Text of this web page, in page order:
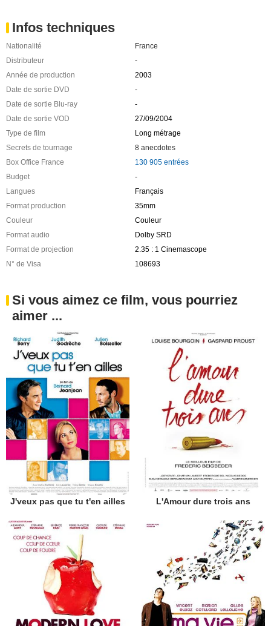
Infos techniques
Nationalité
France
Distributeur
-
Année de production
2003
Date de sortie DVD
-
Date de sortie Blu-ray
-
Date de sortie VOD
27/09/2004
Type de film
Long métrage
Secrets de tournage
8 anecdotes
Box Office France
130 905 entrées
Budget
-
Langues
Français
Format production
35mm
Couleur
Couleur
Format audio
Dolby SRD
Format de projection
2.35 : 1 Cinemascope
N° de Visa
108693
Si vous aimez ce film, vous pourriez
aimer ...
J'veux pas que tu t'en ailles L'Amour dure trois ans